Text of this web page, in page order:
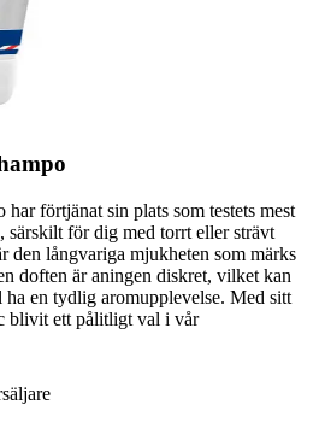
förtjänat sin plats som testets mest
särskilt för dig med torrt eller strävt
den långvariga mjukheten som märks
doften är aningen diskret, vilket kan
en tydlig aromupplevelse. Med sitt
blivit ett pålitligt val i vår